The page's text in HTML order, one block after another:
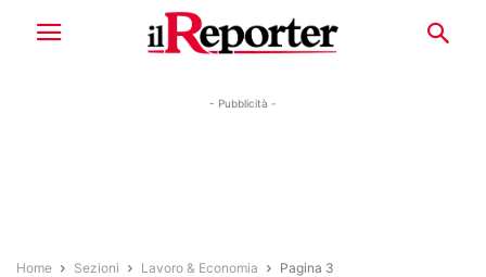
- Pubblicità -
Home Sezioni Lavoro & Economia Pagina 3